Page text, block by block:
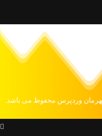
وردپرس محفوظ می باشد.